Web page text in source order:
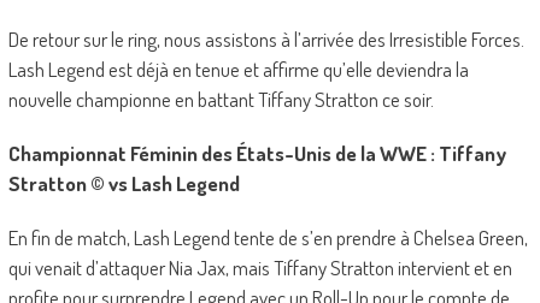
De retour sur le ring, nous assistons à l’arrivée des Irresistible Forces.
Lash Legend est déjà en tenue et affirme qu’elle deviendra la
nouvelle championne en battant Tiffany Stratton ce soir.
Championnat Féminin des États-Unis de la WWE : Tiffany
Stratton © vs Lash Legend
En fin de match, Lash Legend tente de s’en prendre à Chelsea Green,
qui venait d’attaquer Nia Jax, mais Tiffany Stratton intervient et en